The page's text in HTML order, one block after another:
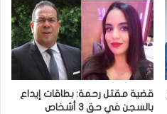
قضية مقتل رحمة: بطاقات إيداع
بالسجن في حق 3 أشخاص